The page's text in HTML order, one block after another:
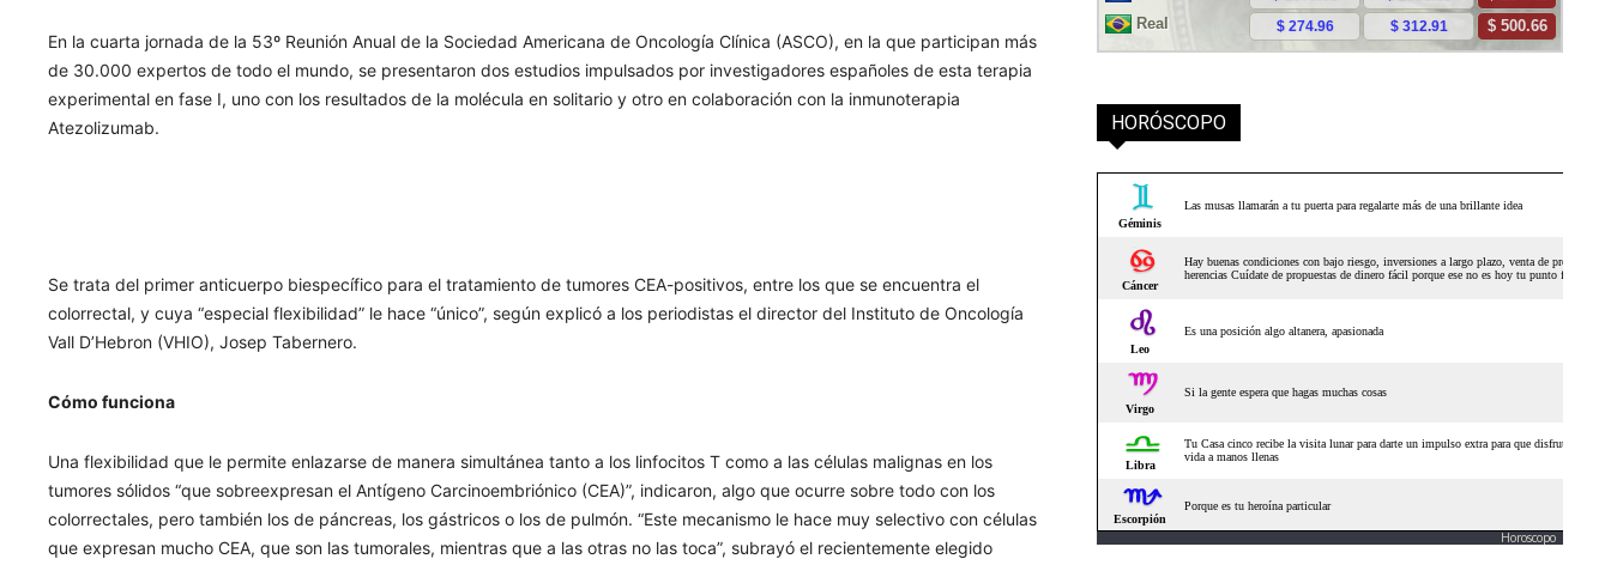
En la cuarta jornada de la 53º Reunión Anual de la Sociedad Americana de Oncología Clínica (ASCO), en la que participan más
de 30.000 expertos de todo el mundo, se presentaron dos estudios impulsados por investigadores españoles de esta terapia
experimental en fase I, uno con los resultados de la molécula en solitario y otro en colaboración con la inmunoterapia
Atezolizumab.
Se trata del primer anticuerpo biespecífico para el tratamiento de tumores CEA-positivos, entre los que se encuentra el
colorrectal, y cuya “especial flexibilidad” le hace “único”, según explicó a los periodistas el director del Instituto de Oncología
Vall D’Hebron (VHIO), Josep Tabernero.
Cómo funciona
Una flexibilidad que le permite enlazarse de manera simultánea tanto a los linfocitos T como a las células malignas en los
tumores sólidos “que sobreexpresan el Antígeno Carcinoembriónico (CEA)”, indicaron, algo que ocurre sobre todo con los
colorrectales, pero también los de páncreas, los gástricos o los de pulmón. “Este mecanismo le hace muy selectivo con células
que expresan mucho CEA, que son las tumorales, mientras que a las otras no las toca”, subrayó el recientemente elegido
HORÓSCOPO
Horoscopo